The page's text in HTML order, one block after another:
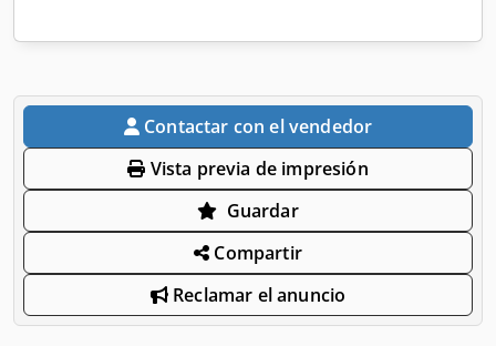
Contactar con el vendedor
Vista previa de impresión
Guardar
Compartir
Reclamar el anuncio